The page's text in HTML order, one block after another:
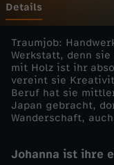
r
e
r
z
ä
Details
Traumjob:
Werkstatt, denn
mit Holz ist ihr
vereint sie
Beruf hat sie
Japan gebracht,
Wanderschaft,
Johanna ist ihre